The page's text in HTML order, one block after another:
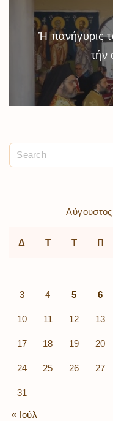
Ἡ πανήγυρις
τήν
Δ Τ Τ Π
3 4 5 6
10 11 12 13
17 18 19 20
24 25 26 27
31
« Ιούλ